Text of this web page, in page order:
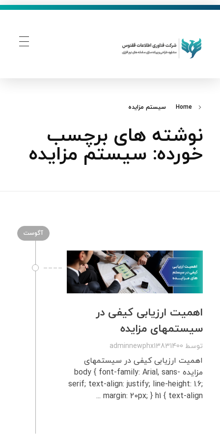
Home سیستم مزایده
نوشته های برچسب
خورده: سیستم مزایده
آگوست
اهمیت ارزیابی کیفی در
سیستمهای مزایده
توسط adminnewphx13831400
اهمیت ارزیابی کیفی در سیستمهای
مزایده body { font-family: Arial, sans-
serif; text-align: justify; line-height: 1.6;
margin: 20px; } h1 { text-align ...